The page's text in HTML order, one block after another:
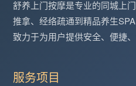
舒养上门按摩是专业的同城上
推拿、经络疏通到精品养生
致力于为用户提供安全、便捷
服务项目